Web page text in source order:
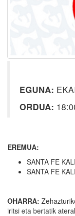
EGUNA:
ORDUA:
EREMUA:
SANTA FE
SANTA FE
OHARRA:
iritsi eta bertatik